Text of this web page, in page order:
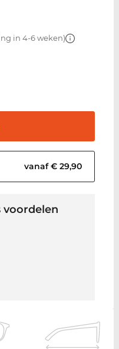
in 4-6 weken)
vanaf € 29,90
voordelen